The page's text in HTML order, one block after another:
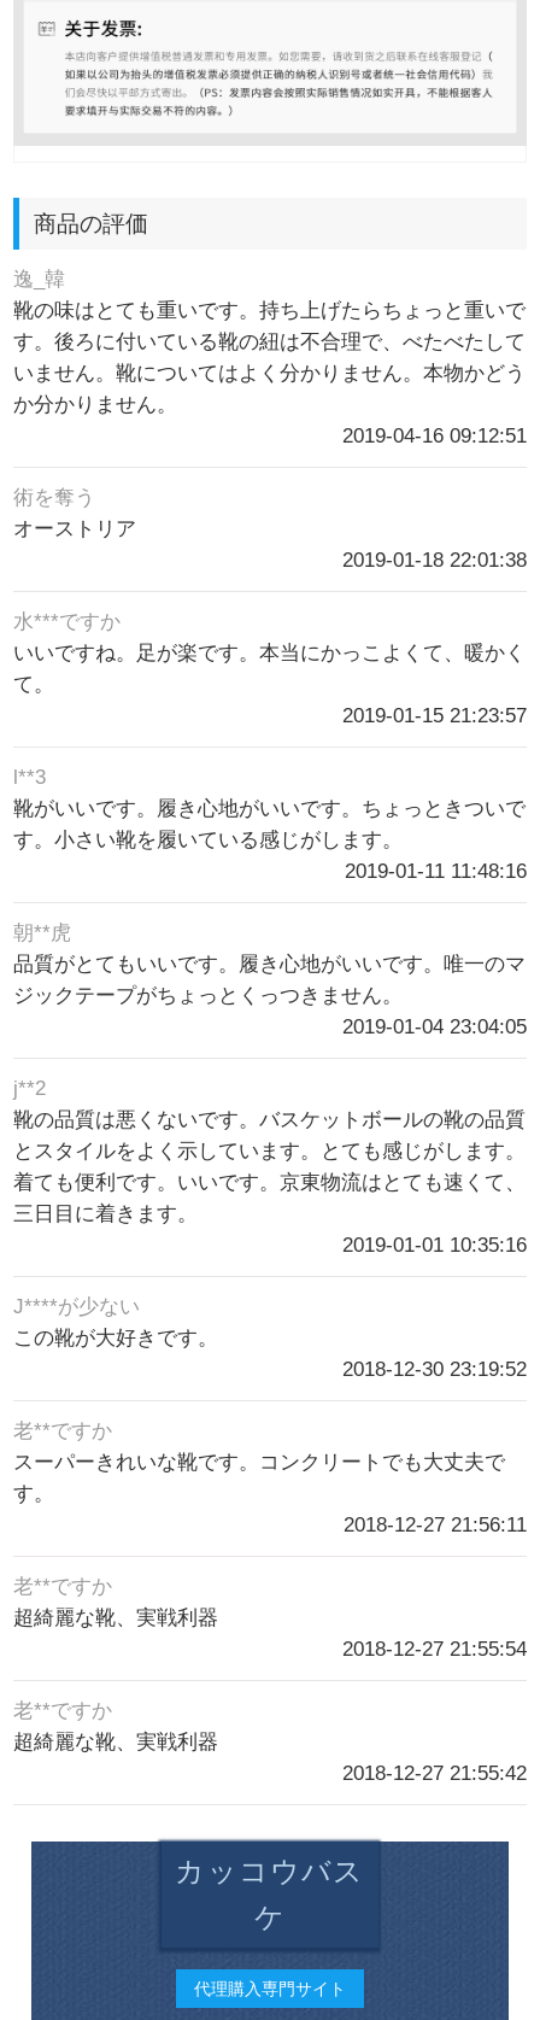
商品の評価
逸_韓
靴の味はとても重いです。持ち上げたらちょっと重いで
す。後ろに付いている靴の紐は不合理で、べたべたして
いません。靴についてはよく分かりません。本物かどう
か分かりません。
2019-04-16 09:12:51
術を奪う
オーストリア
2019-01-18 22:01:38
水***ですか
いいですね。足が楽です。本当にかっこよくて、暖かく
て。
2019-01-15 21:23:57
l**3
靴がいいです。履き心地がいいです。ちょっときついで
す。小さい靴を履いている感じがします。
2019-01-11 11:48:16
朝**虎
品質がとてもいいです。履き心地がいいです。唯一のマ
ジックテープがちょっとくっつきません。
2019-01-04 23:04:05
j**2
靴の品質は悪くないです。バスケットボールの靴の品質
とスタイルをよく示しています。とても感じがします。
着ても便利です。いいです。京東物流はとても速くて、
三日目に着きます。
2019-01-01 10:35:16
J****が少ない
この靴が大好きです。
2018-12-30 23:19:52
老**ですか
スーパーきれいな靴です。コンクリートでも大丈夫で
す。
2018-12-27 21:56:11
老**ですか
超綺麗な靴、実戦利器
2018-12-27 21:55:54
老**ですか
超綺麗な靴、実戦利器
2018-12-27 21:55:42
カッコウバス
ケ
代理購入専門サイト